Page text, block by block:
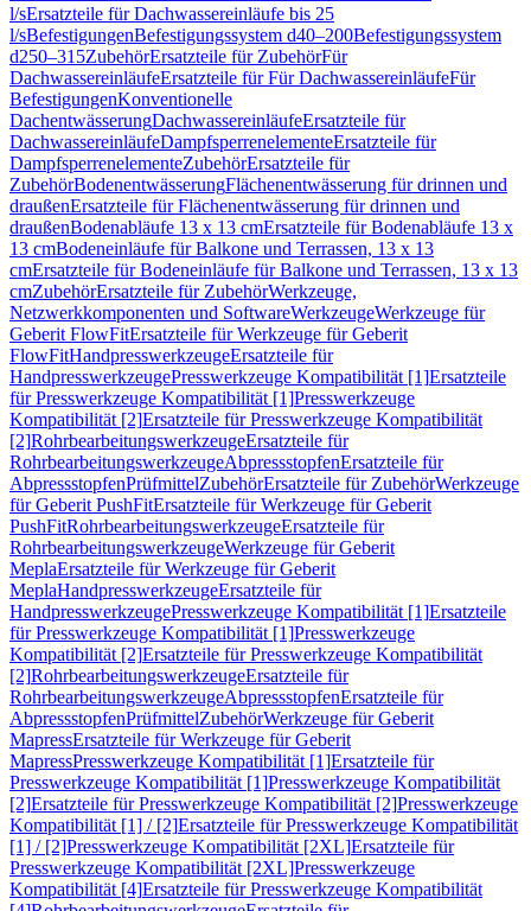
l/sErsatzteile für Dachwassereinläufe bis 25
l/sBefestigungenBefestigungssystem d40–200Befestigungssystem
d250–315ZubehörErsatzteile für ZubehörFür
DachwassereinläufeErsatzteile für Für DachwassereinläufeFür
BefestigungenKonventionelle
DachentwässerungDachwassereinläufeErsatzteile für
DachwassereinläufeDampfsperrenelementeErsatzteile für
DampfsperrenelementeZubehörErsatzteile für
ZubehörBodenentwässerungFlächenentwässerung für drinnen und
draußenErsatzteile für Flächenentwässerung für drinnen und
draußenBodenabläufe 13 x 13 cmErsatzteile für Bodenabläufe 13 x
13 cmBodeneinläufe für Balkone und Terrassen, 13 x 13
cmErsatzteile für Bodeneinläufe für Balkone und Terrassen, 13 x 13
cmZubehörErsatzteile für ZubehörWerkzeuge,
Netzwerkkomponenten und SoftwareWerkzeugeWerkzeuge für
Geberit FlowFitErsatzteile für Werkzeuge für Geberit
FlowFitHandpresswerkzeugeErsatzteile für
HandpresswerkzeugePresswerkzeuge Kompatibilität [1]Ersatzteile
für Presswerkzeuge Kompatibilität [1]Presswerkzeuge
Kompatibilität [2]Ersatzteile für Presswerkzeuge Kompatibilität
[2]RohrbearbeitungswerkzeugeErsatzteile für
RohrbearbeitungswerkzeugeAbpressstopfenErsatzteile für
AbpressstopfenPrüfmittelZubehörErsatzteile für ZubehörWerkzeuge
für Geberit PushFitErsatzteile für Werkzeuge für Geberit
PushFitRohrbearbeitungswerkzeugeErsatzteile für
RohrbearbeitungswerkzeugeWerkzeuge für Geberit
MeplaErsatzteile für Werkzeuge für Geberit
MeplaHandpresswerkzeugeErsatzteile für
HandpresswerkzeugePresswerkzeuge Kompatibilität [1]Ersatzteile
für Presswerkzeuge Kompatibilität [1]Presswerkzeuge
Kompatibilität [2]Ersatzteile für Presswerkzeuge Kompatibilität
[2]RohrbearbeitungswerkzeugeErsatzteile für
RohrbearbeitungswerkzeugeAbpressstopfenErsatzteile für
AbpressstopfenPrüfmittelZubehörWerkzeuge für Geberit
MapressErsatzteile für Werkzeuge für Geberit
MapressPresswerkzeuge Kompatibilität [1]Ersatzteile für
Presswerkzeuge Kompatibilität [1]Presswerkzeuge Kompatibilität
[2]Ersatzteile für Presswerkzeuge Kompatibilität [2]Presswerkzeuge
Kompatibilität [1] / [2]Ersatzteile für Presswerkzeuge Kompatibilität
[1] / [2]Presswerkzeuge Kompatibilität [2XL]Ersatzteile für
Presswerkzeuge Kompatibilität [2XL]Presswerkzeuge
Kompatibilität [4]Ersatzteile für Presswerkzeuge Kompatibilität